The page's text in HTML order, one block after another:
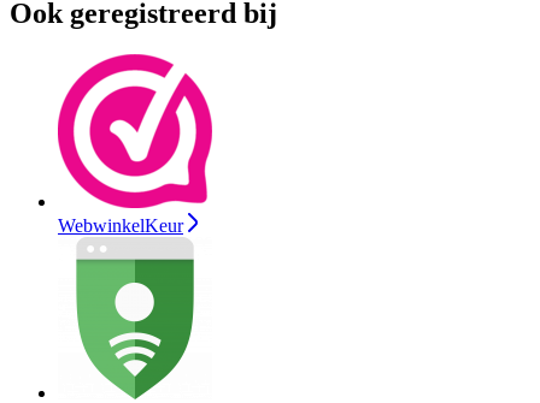
Ook geregistreerd bij
WebwinkelKeur